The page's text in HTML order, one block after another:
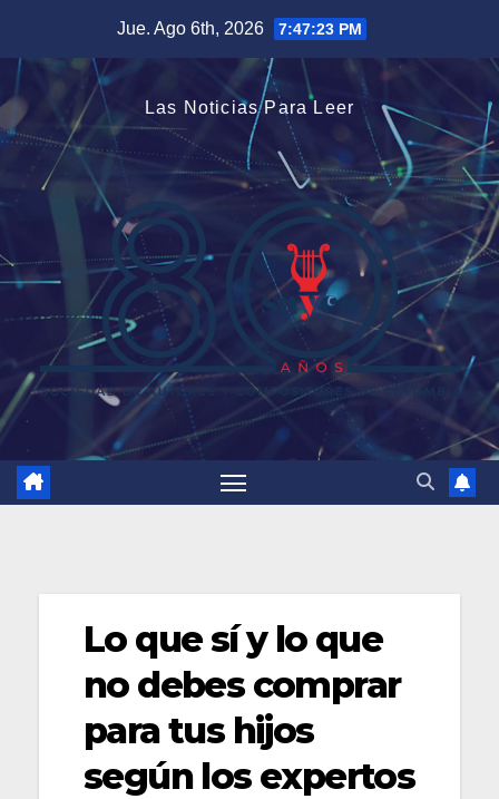
contenido
Jue. Ago 6th, 2026 7:47:24 PM
Las Noticias Para Leer
Lo que sí y lo que
no debes comprar
para tus hijos
según los expertos